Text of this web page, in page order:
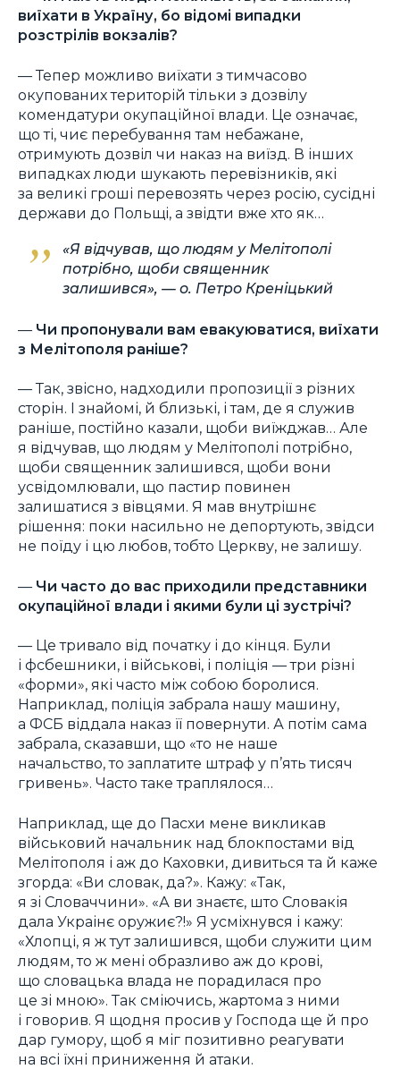
виїхати в Україну, бо відомі випадки
розстрілів вокзалів?
— Тепер можливо виїхати з тимчасово
окупованих територій тільки з дозвілу
комендатури окупаційної влади. Це означає,
що ті, чиє перебування там небажане,
отримують дозвіл чи наказ на виїзд. В інших
випадках люди шукають перевізників, які
за великі гроші перевозять через росію, сусідні
держави до Польщі, а звідти вже хто як…
«Я відчував, що людям у Мелітополі
потрібно, щоби священник
залишився», — о. Петро Креніцький
— Чи пропонували вам евакуюватися, виїхати
з Мелітополя раніше?
— Так, звісно, надходили пропозиції з різних
сторін. І знайомі, й близькі, і там, де я служив
раніше, постійно казали, щоби виїжджав… Але
я відчував, що людям у Мелітополі потрібно,
щоби священник залишився, щоби вони
усвідомлювали, що пастир повинен
залишатися з вівцями. Я мав внутрішнє
рішення: поки насильно не депортують, звідси
не поїду і цю любов, тобто Церкву, не залишу.
— Чи часто до вас приходили представники
окупаційної влади і якими були ці зустрічі?
— Це тривало від початку і до кінця. Були
і фсбешники, і військові, і поліція — три різні
«форми», які часто між собою боролися.
Наприклад, поліція забрала нашу машину,
а ФСБ віддала наказ її повернути. А потім сама
забрала, сказавши, що «то не наше
начальство, то заплатите штраф у п’ять тисяч
гривень». Часто таке траплялося…
Наприклад, ще до Пасхи мене викликав
військовий начальник над блокпостами від
Мелітополя і аж до Каховки, дивиться та й каже
згорда: «Ви словак, да?». Кажу: «Так,
я зі Словаччини». «А ви знаєтє, што Словакія
дала Украінє оружиє?!» Я усміхнувся і кажу:
«Хлопці, я ж тут залишився, щоби служити цим
людям, то ж мені образливо аж до крові,
що словацька влада не порадилася про
це зі мною». Так сміючись, жартома з ними
і говорив. Я щодня просив у Господа ще й про
дар гумору, щоб я міг позитивно реагувати
на всі їхні приниження й атаки.